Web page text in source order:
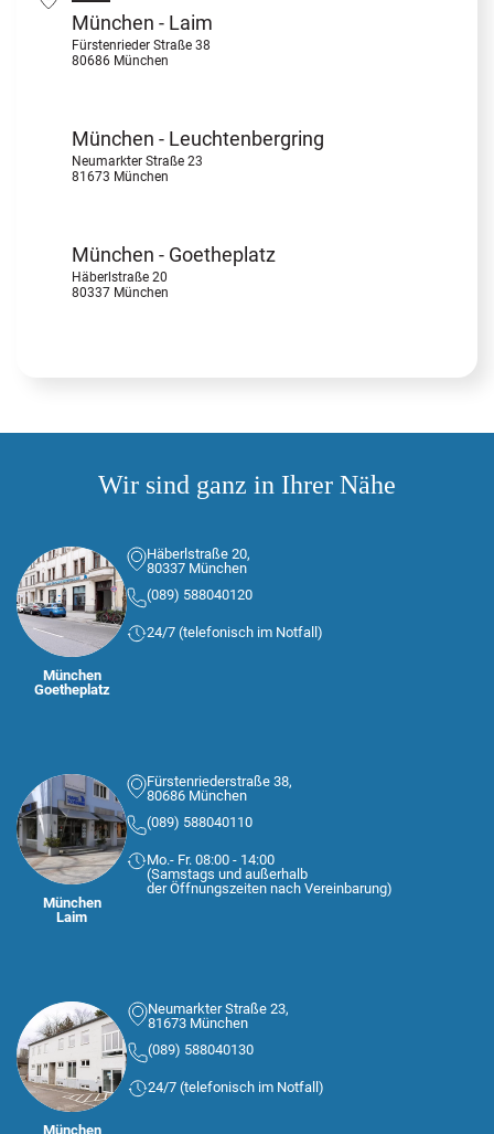
München - Laim
Fürstenrieder Straße 38
80686 München
München - Leuchtenbergring
Neumarkter Straße 23
81673 München
München - Goetheplatz
Häberlstraße 20
80337 München
Wir sind ganz in Ihrer Nähe
München
Goetheplatz
Häberlstraße 20,
80337 München
(089) 588040120
24/7 (telefonisch im Notfall)
München
Laim
Fürstenriederstraße 38,
80686 München
(089) 588040110
Mo.- Fr. 08:00 - 14:00
(Samstags und außerhalb
der Öffnungszeiten nach Vereinbarung)
München
Neumarkter Straße 23,
81673 München
(089) 588040130
24/7 (telefonisch im Notfall)